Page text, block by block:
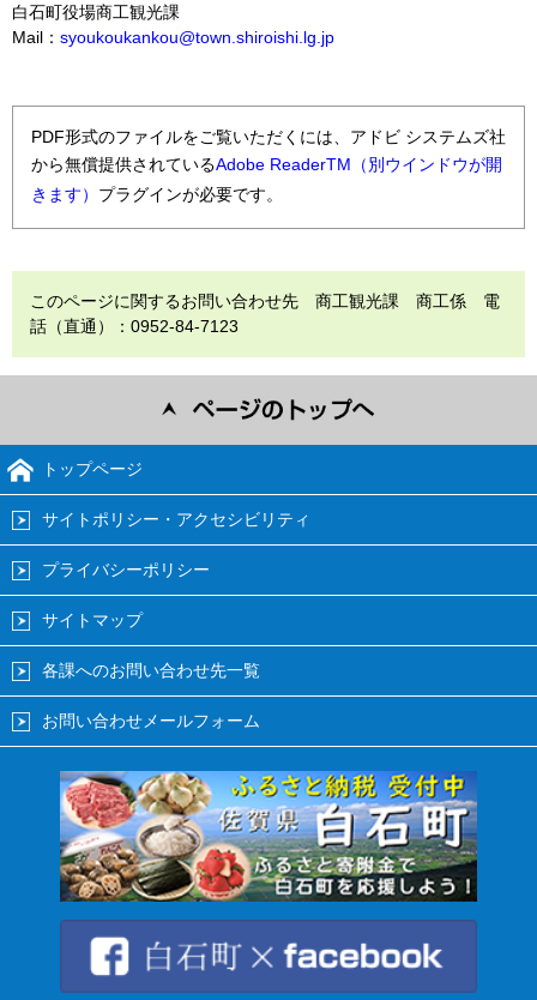
白石町役場商工観光課
Mail： syoukoukankou@town.shiroishi.lg.jp
PDF形式のファイルをご覧いただくには、アドビ システムズ社
から無償提供されているAdobe ReaderTM（別ウインドウが開
きます） プラグインが必要です。
このページに関するお問い合わせ先 商工観光課 商工係 電
話（直通）：0952-84-7123
トップページ
サイトポリシー・アクセシビリティ
プライバシーポリシー
サイトマップ
各課へのお問い合わせ先一覧
お問い合わせメールフォーム